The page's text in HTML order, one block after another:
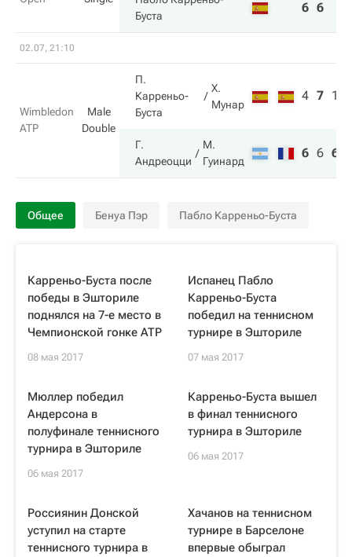
Буста
6 6
02.07, 21:10
Wimbledon
ATP
Male
Double
П.
Карреньо-
Буста
Х.
Мунар
4 7 1
Г.
Андреоцци
М.
Гуинард
6 6 6
Общее Бенуа Пэр Пабло Карреньо-Буста
Карреньо-Буста после
победы в Эшториле
поднялся на 7-е место в
Чемпионской гонке ATP
08 мая 2017
Испанец Пабло
Карреньо-Буста
победил на теннисном
турнире в Эшториле
07 мая 2017
Мюллер победил
Андерсона в
полуфинале теннисного
турнира в Эшториле
06 мая 2017
Карреньо-Буста вышел
в финал теннисного
турнира в Эшториле
06 мая 2017
Россиянин Донской
уступил на старте
теннисного турнира в
Хачанов на теннисном
турнире в Барселоне
впервые обыграл